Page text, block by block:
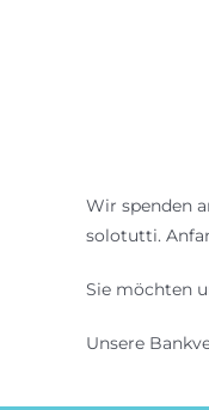
Wir spenden
solotutti.
Sie möchten
Unsere